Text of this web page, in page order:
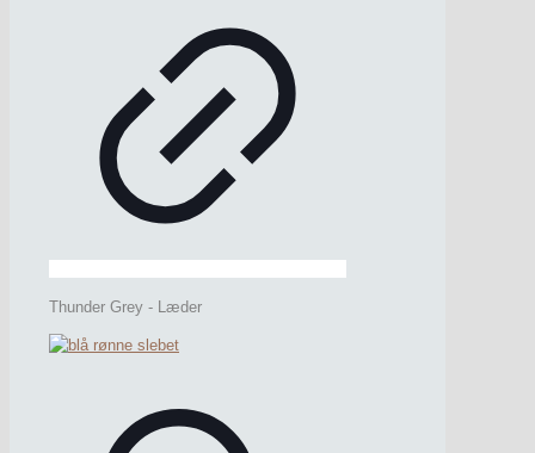
Thunder Grey - Læder